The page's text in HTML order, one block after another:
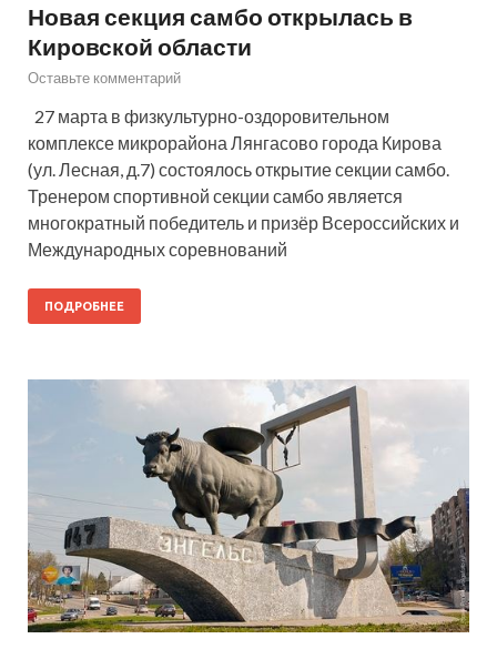
Новая секция самбо открылась в
Кировской области
Оставьте комментарий
27 марта в физкультурно-оздоровительном
комплексе микрорайона Лянгасово города Кирова
(ул. Лесная, д.7) состоялось открытие секции самбо.
Тренером спортивной секции самбо является
многократный победитель и призёр Всероссийских и
Международных соревнований
ПОДРОБНЕЕ